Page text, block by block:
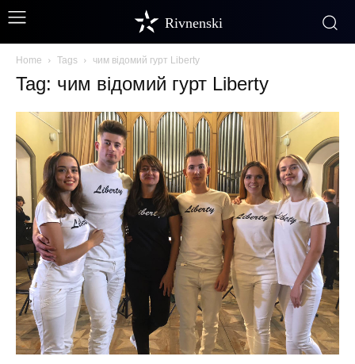
Rivnenski
Home Tags чим відомий гурт Liberty
Tag: чим відомий гурт Liberty